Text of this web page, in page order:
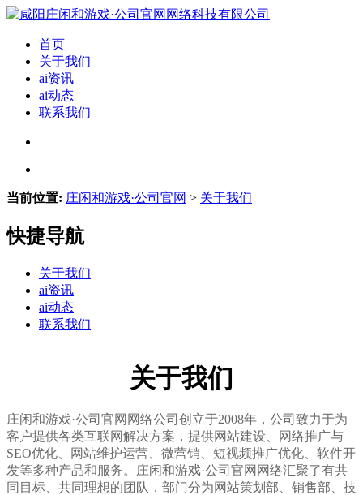
首页
关于我们
ai资讯
ai动态
联系我们
当前位置: 庄闲和游戏·公司官网 > 关于我们
快捷导航
关于我们
ai资讯
ai动态
联系我们
关于我们
庄闲和游戏·公司官网网络公司创立于2008年，公司致力于为
客户提供各类互联网解决方案，提供网站建设、网络推广与
SEO优化、网站维护运营、微营销、短视频推广优化、软件开
发等多种产品和服务。庄闲和游戏·公司官网网络汇聚了有共
同目标、共同理想的团队，部门分为网站策划部、销售部、技